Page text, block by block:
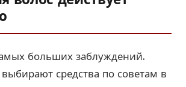
больших заблуждений.
средства по советам в